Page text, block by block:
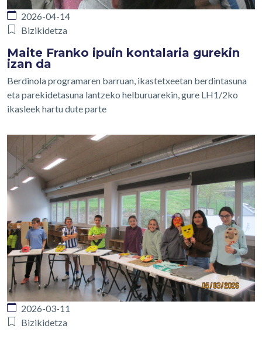
2026-04-14
Bizikidetza
Maite Franko ipuin kontalaria gurekin
izan da
Berdinola programaren barruan, ikastetxeetan berdintasuna
eta parekidetasuna lantzeko helburuarekin, gure LH1/2ko
ikasleek hartu dute parte
2026-03-11
Bizikidetza